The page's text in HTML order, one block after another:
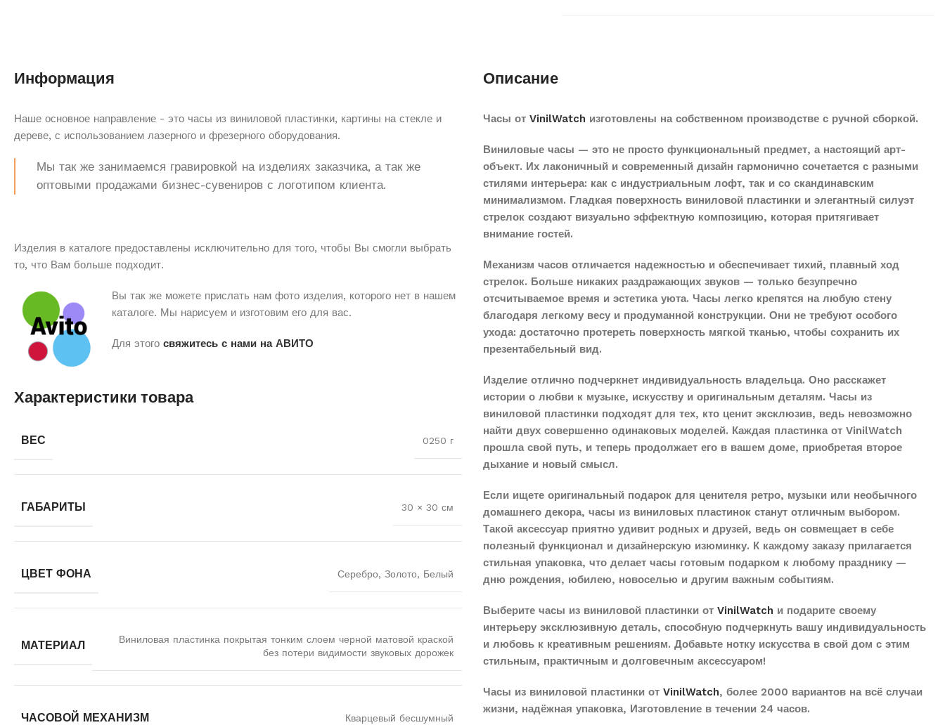
Информация
Наше основное направление - это часы из виниловой пластинки, картины на стекле и
дереве, с использованием лазерного и фрезерного оборудования.
Мы так же занимаемся гравировкой на изделиях заказчика, а так же
оптовыми продажами бизнес-сувениров с логотипом клиента.
Изделия в каталоге предоставлены исключительно для того, чтобы Вы смогли выбрать
то, что Вам больше подходит.
Вы так же можете прислать нам фото изделия, которого нет в нашем
каталоге. Мы нарисуем и изготовим его для вас.
Для этого свяжитесь с нами на АВИТО
Характеристики товара
ВЕС 0250 г
ГАБАРИТЫ 30 × 30 см
ЦВЕТ ФОНА Серебро, Золото, Белый
МАТЕРИАЛ
Виниловая пластинка покрытая тонким слоем черной матовой краской
без потери видимости звуковых дорожек
ЧАСОВОЙ МЕХАНИЗМ Кварцевый бесшумный
Описание
Часы от VinilWatch изготовлены на собственном производстве с ручной сборкой.
Виниловые часы — это не просто функциональный предмет, а настоящий арт-
объект. Их лаконичный и современный дизайн гармонично сочетается с разными
стилями интерьера: как с индустриальным лофт, так и со скандинавским
минимализмом. Гладкая поверхность виниловой пластинки и элегантный силуэт
стрелок создают визуально эффектную композицию, которая притягивает
внимание гостей.
Механизм часов отличается надежностью и обеспечивает тихий, плавный ход
стрелок. Больше никаких раздражающих звуков — только безупречно
отсчитываемое время и эстетика уюта. Часы легко крепятся на любую стену
благодаря легкому весу и продуманной конструкции. Они не требуют особого
ухода: достаточно протереть поверхность мягкой тканью, чтобы сохранить их
презентабельный вид.
Изделие отлично подчеркнет индивидуальность владельца. Оно расскажет
истории о любви к музыке, искусству и оригинальным деталям. Часы из
виниловой пластинки подходят для тех, кто ценит эксклюзив, ведь невозможно
найти двух совершенно одинаковых моделей. Каждая пластинка от VinilWatch
прошла свой путь, и теперь продолжает его в вашем доме, приобретая второе
дыхание и новый смысл.
Если ищете оригинальный подарок для ценителя ретро, музыки или необычного
домашнего декора, часы из виниловых пластинок станут отличным выбором.
Такой аксессуар приятно удивит родных и друзей, ведь он совмещает в себе
полезный функционал и дизайнерскую изюминку. К каждому заказу прилагается
стильная упаковка, что делает часы готовым подарком к любому празднику —
дню рождения, юбилею, новоселью и другим важным событиям.
Выберите часы из виниловой пластинки от VinilWatch и подарите своему
интерьеру эксклюзивную деталь, способную подчеркнуть вашу индивидуальность
и любовь к креативным решениям. Добавьте нотку искусства в свой дом с этим
стильным, практичным и долговечным аксессуаром!
Часы из виниловой пластинки от VinilWatch, более 2000 вариантов на всё случаи
жизни, надёжная упаковка, Изготовление в течении 24 часов.